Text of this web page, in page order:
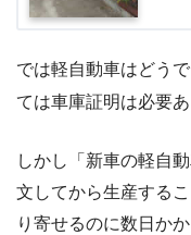
では軽自動車はどう
ては車庫証明は必要あ
しかし「新車の軽自
文してから生産する
り寄せるのに数日か